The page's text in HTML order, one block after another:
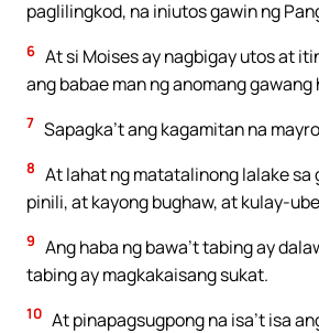
paglilingkod, na iniutos gawin ng
6 At si Moises ay nagbigay utos at
ang babae man ng anomang
7 Sapagka’t ang kagamitan na
8 At lahat ng matatalinong lalake sa
pinili, at kayong bughaw, at kulay-
9 Ang haba ng bawa’t tabing ay
tabing ay magkakaisang sukat.
10 At pinapagsugpong na isa’t isa